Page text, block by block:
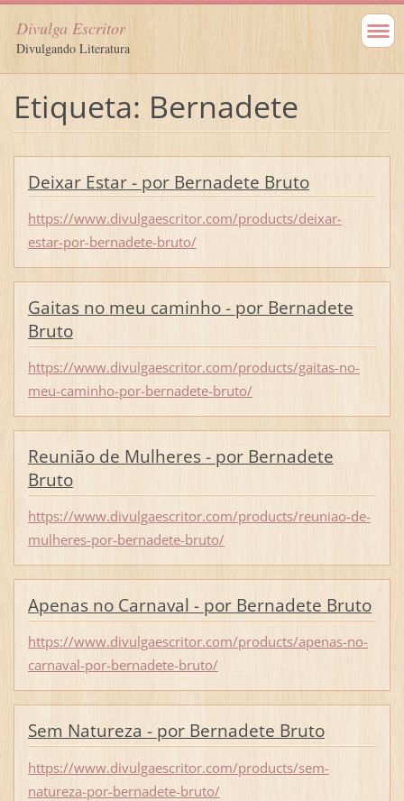
Divulga Escritor
Divulgando Literatura
Etiqueta: Bernadete
Deixar Estar - por Bernadete Bruto
https://www.divulgaescritor.com/products/deixar-
estar-por-bernadete-bruto/
Gaitas no meu caminho - por Bernadete
Bruto
https://www.divulgaescritor.com/products/gaitas-no-
meu-caminho-por-bernadete-bruto/
Reunião de Mulheres - por Bernadete
Bruto
https://www.divulgaescritor.com/products/reuniao-de-
mulheres-por-bernadete-bruto/
Apenas no Carnaval - por Bernadete Bruto
https://www.divulgaescritor.com/products/apenas-no-
carnaval-por-bernadete-bruto/
Sem Natureza - por Bernadete Bruto
https://www.divulgaescritor.com/products/sem-
natureza-por-bernadete-bruto/